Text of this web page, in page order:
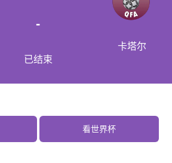
-
已结束
卡塔尔
看世界杯